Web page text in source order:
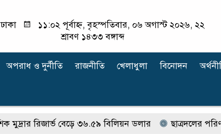
ঢাকা
১১:০২ পূর্বাহ্ন, বৃহস্পতিবার, ০৬ অগাস্ট ২০২৬, ২২
শ্রাবণ ১৪৩৩ বঙ্গাব্দ
অপরাধ ‍ও দুর্নীতি রাজনীতি খেলাধুলা বিনোদন
রিজার্ভ বেড়ে ৩৬.৫৯ বিলিয়ন ডলার ছাত্রদলের পরিণতি